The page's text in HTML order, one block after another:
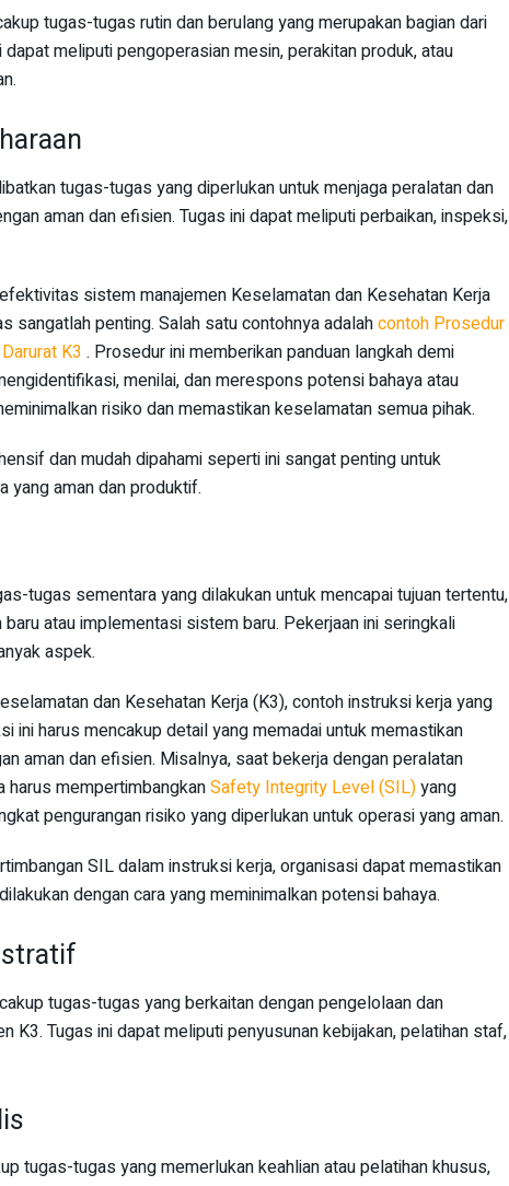
tugas-tugas rutin dan berulang yang merupakan bagian dari
meliputi pengoperasian mesin, perakitan produk, atau
tugas-tugas yang diperlukan untuk menjaga peralatan dan
aman dan efisien. Tugas ini dapat meliputi perbaikan, inspeksi,
sistem manajemen Keselamatan dan Kesehatan Kerja
sangatlah penting. Salah satu contohnya adalahcontoh Prosedur
K3 . Prosedur ini memberikan panduan langkah demi
menilai, dan merespons potensi bahaya atau
risiko dan memastikan keselamatan semua pihak.
dan mudah dipahami seperti ini sangat penting untuk
yang aman dan produktif.
tugas sementara yang dilakukan untuk mencapai tujuan tertentu,
atau implementasi sistem baru. Pekerjaan ini seringkali
aspek.
dan Kesehatan Kerja (K3), contoh instruksi kerja yang
ini harus mencakup detail yang memadai untuk memastikan
aman dan efisien. Misalnya, saat bekerja dengan peralatan
harus mempertimbangkanSafety Integrity Level (SIL)yang
pengurangan risiko yang diperlukan untuk operasi yang aman.
SIL dalam instruksi kerja, organisasi dapat memastikan
dengan cara yang meminimalkan potensi bahaya.
tugas-tugas yang berkaitan dengan pengelolaan dan
K3. Tugas ini dapat meliputi penyusunan kebijakan, pelatihan staf,
tugas-tugas yang memerlukan keahlian atau pelatihan khusus,